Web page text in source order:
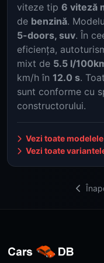
viteze tip 6 viteză
de benzină.
5-doors, suv. În
eficiența,
mixt de 5.5 l/
km/h în 12.0 s.
sunt conforme cu
constructorului.
Vezi toate
Vezi toate